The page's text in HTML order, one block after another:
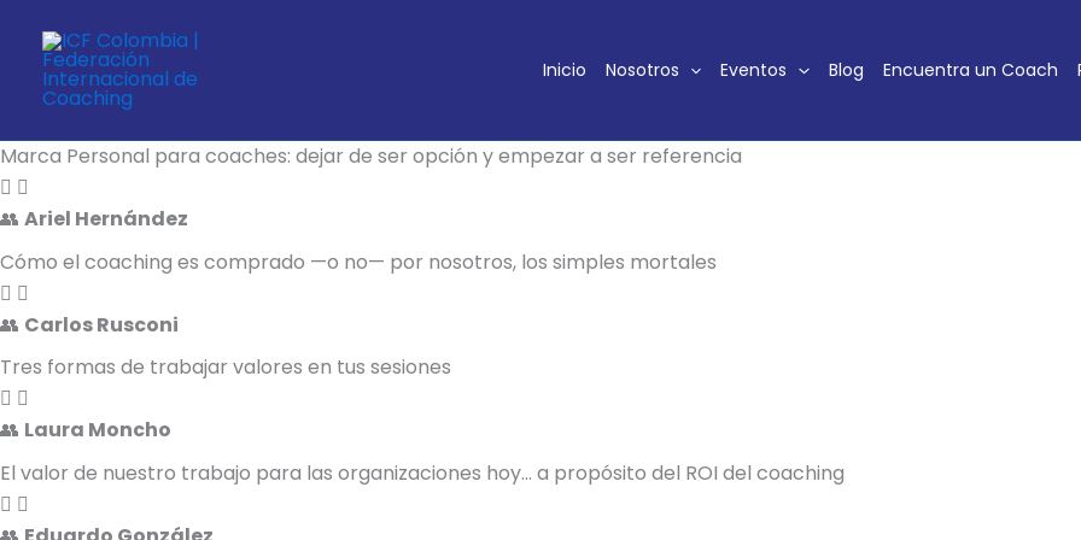
contenido
Inicio Nosotros Eventos Blog Encuentra un Coach
La Semana Internacional del Coaching 2026 empieza a tomar forma, y esta agenda merece que la revises con
Durante varios días abriremos conversaciones necesarias para la práctica actual del coaching: comunicación,
nuevas formas de mirar nuestro rol en un contexto que sigue cambiando.
Marca Personal para coaches: dejar de ser opción y empezar a ser referencia
👥 Ariel Hernández
Cómo el coaching es comprado —o no— por nosotros, los simples mortales
👥 Carlos Rusconi
Tres formas de trabajar valores en tus sesiones
👥 Laura Moncho
El valor de nuestro trabajo para las organizaciones hoy… a propósito del ROI del coaching